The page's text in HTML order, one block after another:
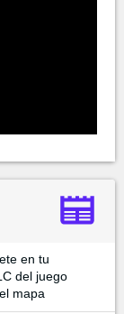
en tu
del juego
mapa